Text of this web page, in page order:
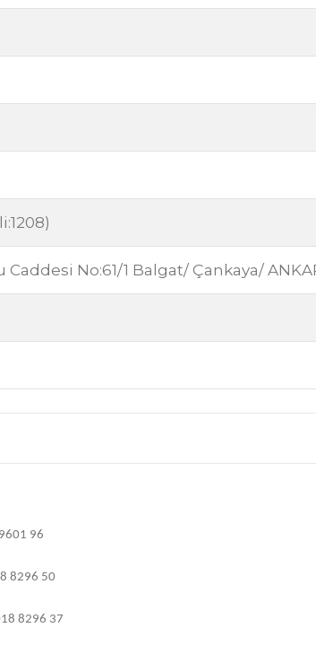
No:61/1 Balgat/ Çankaya/
96
8296 50
8296 37